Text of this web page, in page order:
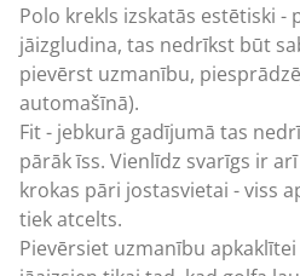
Polo krekls izskatās estētiski
jāizgludina, tas nedrīkst būt
pievērst uzmanību,
automašīnā).
Fit - jebkurā gadījumā tas
pārāk īss. Vienlīdz svarīgs ir
krokas pāri jostasvietai - viss
tiek atcelts.
Pievērsiet uzmanību